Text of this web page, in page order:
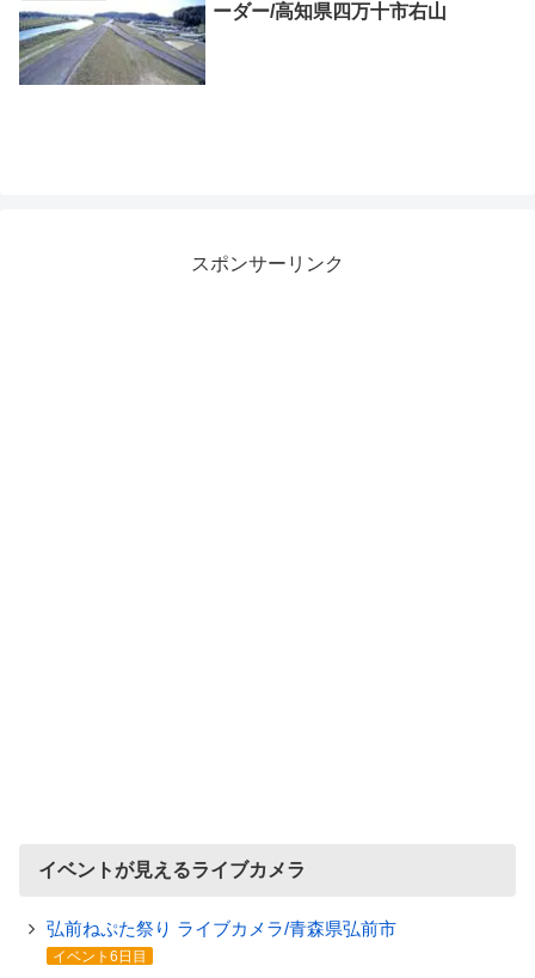
ーダー/高知県四万十市右山
スポンサーリンク
イベントが見えるライブカメラ
弘前ねぷた祭り ライブカメラ/青森県弘前市
イベント6日目